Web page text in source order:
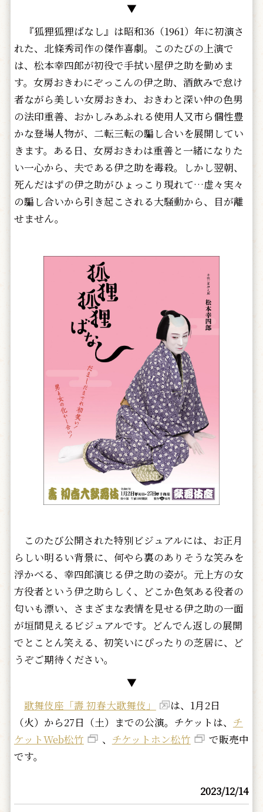
▼
『狐狸狐狸ばなし』は昭和36（1961）年に初演さ
れた、北條秀司作の傑作喜劇。このたびの上演で
は、松本幸四郎が初役で手拭い屋伊之助を勤めま
す。女房おきわにぞっこんの伊之助、酒飲みで怠け
者ながら美しい女房おきわ、おきわと深い仲の色男
の法印重善、おかしみあふれる使用人又市ら個性豊
かな登場人物が、二転三転の騙し合いを展開してい
きます。ある日、女房おきわは重善と一緒になりた
い一心から、夫である伊之助を毒殺。しかし翌朝、
死んだはずの伊之助がひょっこり現れて…虚々実々
の騙し合いから引き起こされる大騒動から、目が離
せません。
このたび公開された特別ビジュアルには、お正月
らしい明るい背景に、何やら裏のありそうな笑みを
浮かべる、幸四郎演じる伊之助の姿が。元上方の女
方役者という伊之助らしく、どこか色気ある役者の
匂いも漂い、さまざまな表情を見せる伊之助の一面
が垣間見えるビジュアルです。どんでん返しの展開
でとことん笑える、初笑いにぴったりの芝居に、ど
うぞご期待ください。
▼
歌舞伎座「壽 初春大歌舞伎」
は、1月2日
（火）から27日（土）までの公演。チケットは、 チ
ケットWeb松竹
、 チケットホン松竹
で販売中
です。
2023/12/14